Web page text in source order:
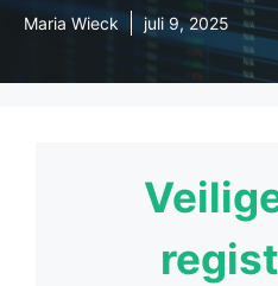
Maria Wieck juli 9, 2025